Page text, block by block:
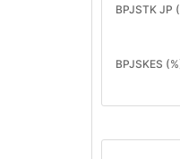
BPJSTK JP
BPJSKES